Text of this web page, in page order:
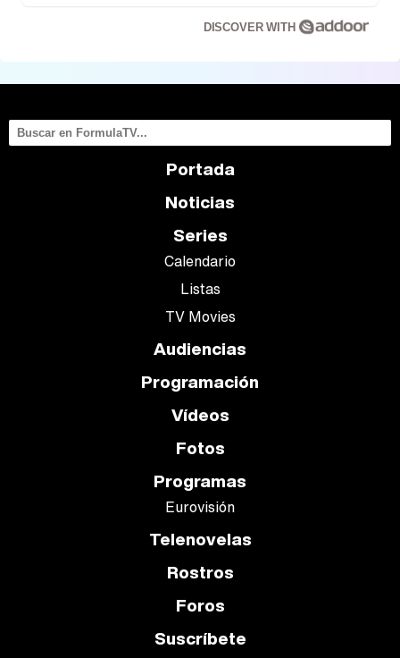
DISCOVER WITH
Portada
Noticias
Series
Calendario
Listas
TV Movies
Audiencias
Programación
Vídeos
Fotos
Programas
Eurovisión
Telenovelas
Rostros
Foros
Suscríbete